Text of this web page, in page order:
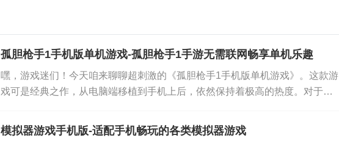
孤胆枪手1手机版单机游戏-孤胆枪手1手游无需联网畅享单机乐趣
嘿，游戏迷们！今天咱来聊聊超刺激的《孤胆枪手1手机版单机游戏》。这款游
戏可是经典之作，从电脑端移植到手机上后，依然保持着极高的热度。对于喜
模拟器游戏手机版-适配手机畅玩的各类模拟器游戏